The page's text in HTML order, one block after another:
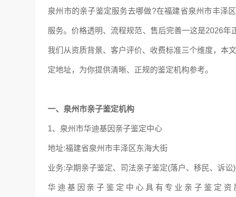
泉州市的亲子鉴定服务去哪做?在福建省泉州市丰泽
服务。价格透明、流程规范、售后完善一这是2026年
我们从资质背景、客户评价、收费标准三个维度，本
定地址，为你提供清晰、正规的鉴定机构参考。
一、泉州市亲子鉴定机构
1、泉州市华迪基因亲子鉴定中心
地址:福建省泉州市丰泽区东海大街
业务:孕期亲子鉴定、司法亲子鉴定(落户、移民、诉讼
华迪 基因亲子鉴定中心具有专业亲子鉴定